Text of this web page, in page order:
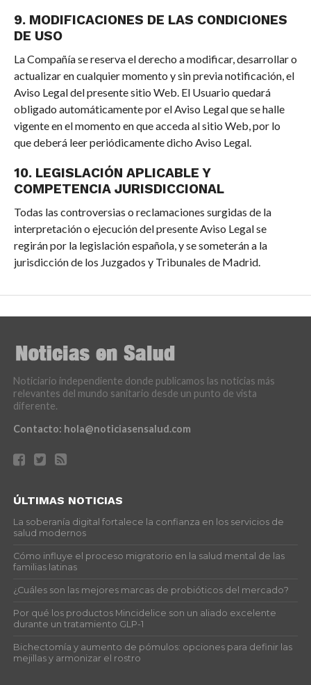
9. MODIFICACIONES DE LAS CONDICIONES
DE USO
La Compañía se reserva el derecho a modificar, desarrollar o
actualizar en cualquier momento y sin previa notificación, el
Aviso Legal del presente sitio Web. El Usuario quedará
obligado automáticamente por el Aviso Legal que se halle
vigente en el momento en que acceda al sitio Web, por lo
que deberá leer periódicamente dicho Aviso Legal.
10. LEGISLACIÓN APLICABLE Y
COMPETENCIA JURISDICCIONAL
Todas las controversias o reclamaciones surgidas de la
interpretación o ejecución del presente Aviso Legal se
regirán por la legislación española, y se someterán a la
jurisdicción de los Juzgados y Tribunales de Madrid.
Noticiario independiente donde publicamos las noticias más
relevantes del mundo sanitario desde un punto de vista
diferente.
Contacto: hola@noticiasensalud.com
ÚLTIMAS NOTICIAS
La soberanía digital fortalece la confianza en los servicios de
salud modernos
Cómo influye el proceso migratorio en la salud mental de las
familias latinas
¿Cuáles son las mejores marcas de probióticos del mercado?
Por qué los productos Mincidelice son un aliado excelente
durante un tratamiento GLP-1
Bichectomía y aumento de pómulos: opciones para definir las
mejillas y armonizar el rostro